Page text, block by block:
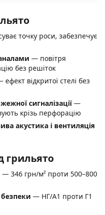
точку роси, забезпечує
— повітря
без решіток
ефект відкритої стелі без
сигналізації—
крізь перфорацію
акустика і вентиляція
грильято
— 346 грн/м² проти 500–800
— НГ/A1 проти Г1